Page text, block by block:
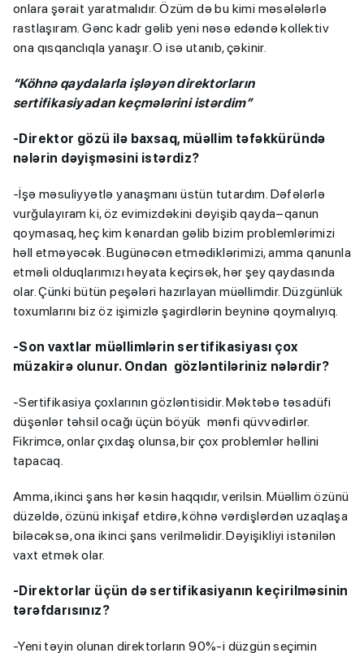
onlara şərait yaratmalıdır. Özüm də bu kimi məsələlərlə
rastlaşıram. Gənc kadr gəlib yeni nəsə edəndə kollektiv
ona qısqanclıqla yanaşır. O isə utanıb, çəkinir.
“Köhnə qaydalarla işləyən direktorların
sertifikasiyadan keçmələrini istərdim”
-Direktor gözü ilə baxsaq, müəllim təfəkküründə
nələrin dəyişməsini istərdiz?
-İşə məsuliyyətlə yanaşmanı üstün tutardım. Dəfələrlə
vurğulayıram ki, öz evimizdəkini dəyişib qayda–qanun
qoymasaq, heç kim kənardan gəlib bizim problemlərimizi
həll etməyəcək. Bugünəcən etmədiklərimizi, amma qanunla
etməli olduqlarımızı həyata keçirsək, hər şey qaydasında
olar. Çünki bütün peşələri hazırlayan müəllimdir. Düzgünlük
toxumlarını biz öz işimizlə şagirdlərin beyninə qoymalıyıq.
-Son vaxtlar müəllimlərin sertifikasiyası çox
müzakirə olunur. Ondan gözləntiləriniz nələrdir?
-Sertifikasiya çoxlarının gözləntisidir. Məktəbə təsadüfi
düşənlər təhsil ocağı üçün böyük mənfi qüvvədirlər.
Fikrimcə, onlar çıxdaş olunsa, bir çox problemlər həllini
tapacaq.
Amma, ikinci şans hər kəsin haqqıdır, verilsin. Müəllim özünü
düzəldə, özünü inkişaf etdirə, köhnə vərdişlərdən uzaqlaşa
biləcəksə, ona ikinci şans verilməlidir. Dəyişikliyi istənilən
vaxt etmək olar.
-Direktorlar üçün də sertifikasiyanın keçirilməsinin
tərəfdarısınız?
-Yeni təyin olunan direktorların 90%-i düzgün seçimin